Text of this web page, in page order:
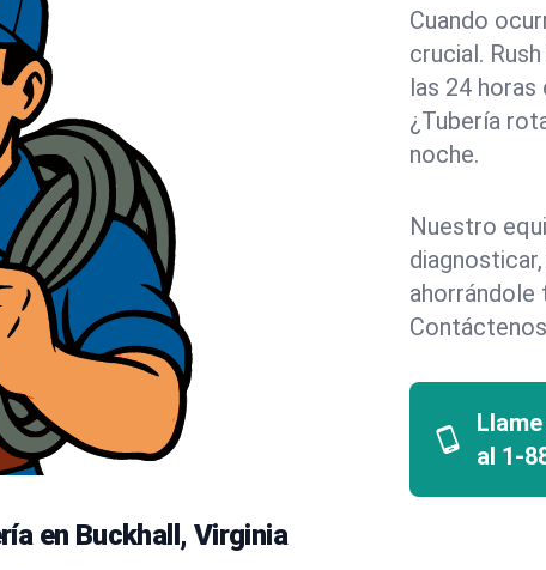
Cuando
crucial.
las 24 horas
¿Tubería
noche.
Nuestro
ahorrándole
al 1-
en Buckhall, Virginia